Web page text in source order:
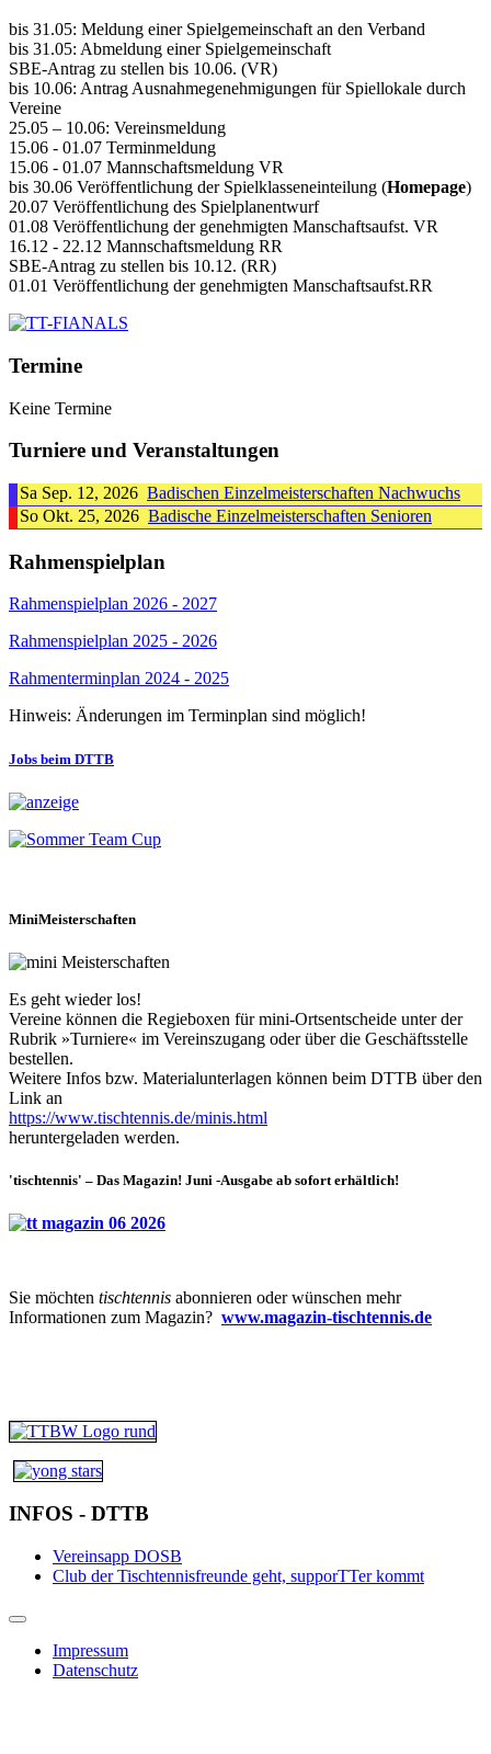
bis 31.05: Meldung einer Spielgemeinschaft an den Verband
bis 31.05: Abmeldung einer Spielgemeinschaft
SBE-Antrag zu stellen bis 10.06. (VR)
bis 10.06: Antrag Ausnahmegenehmigungen für Spiellokale durch
Vereine
25.05 – 10.06: Vereinsmeldung
15.06 - 01.07 Terminmeldung
15.06 - 01.07 Mannschaftsmeldung VR
bis 30.06 Veröffentlichung der Spielklasseneinteilung (Homepage)
20.07 Veröffentlichung des Spielplanentwurf
01.08 Veröffentlichung der genehmigten Manschaftsaufst. VR
16.12 - 22.12 Mannschaftsmeldung RR
SBE-Antrag zu stellen bis 10.12. (RR)
01.01 Veröffentlichung der genehmigten Manschaftsaufst.RR
Termine
Keine Termine
Turniere und Veranstaltungen
Sa Sep. 12, 2026 Badischen Einzelmeisterschaften Nachwuchs
So Okt. 25, 2026 Badische Einzelmeisterschaften Senioren
Rahmenspielplan
Rahmenspielplan 2026 - 2027
Rahmenspielplan 2025 - 2026
Rahmenterminplan 2024 - 2025
Hinweis: Änderungen im Terminplan sind möglich!
Jobs beim DTTB
MiniMeisterschaften
Es geht wieder los!
Vereine können die Regieboxen für mini-Ortsentscheide unter der
Rubrik »Turniere« im Vereinszugang oder über die Geschäftsstelle
bestellen.
Weitere Infos bzw. Materialunterlagen können beim DTTB über den
Link an
https://www.tischtennis.de/minis.html
heruntergeladen werden.
'tischtennis' – Das Magazin! Juni -Ausgabe ab sofort erhältlich!
Sie möchten tischtennis abonnieren oder wünschen mehr
Informationen zum Magazin? www.magazin-tischtennis.de
INFOS - DTTB
Vereinsapp DOSB
Club der Tischtennisfreunde geht, supporTTer kommt
Impressum
Datenschutz